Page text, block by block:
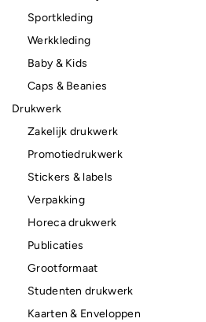
Sportkleding
Werkkleding
Baby & Kids
Caps & Beanies
Drukwerk
Zakelijk drukwerk
Promotiedrukwerk
Stickers & labels
Verpakking
Horeca drukwerk
Publicaties
Grootformaat
Studenten drukwerk
Kaarten & Enveloppen